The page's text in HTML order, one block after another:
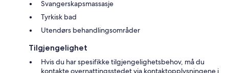
Svangerskapsmassasje
Tyrkisk bad
Utendørs behandlingsområder
Tilgjengelighet
Hvis du har spesifikke tilgjengelighetsbehov, må du
kontakte overnattingsstedet via kontaktopplysningene i